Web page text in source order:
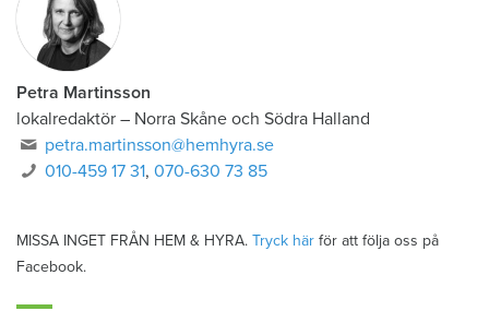
Petra Martinsson
lokalredaktör – Norra Skåne och Södra Halland
petra.martinsson@hemhyra.se
010-459 17 31,070-630 73 85
MISSA INGET FRÅN HEM & HYRA. Tryck här för att följa oss på
Facebook.